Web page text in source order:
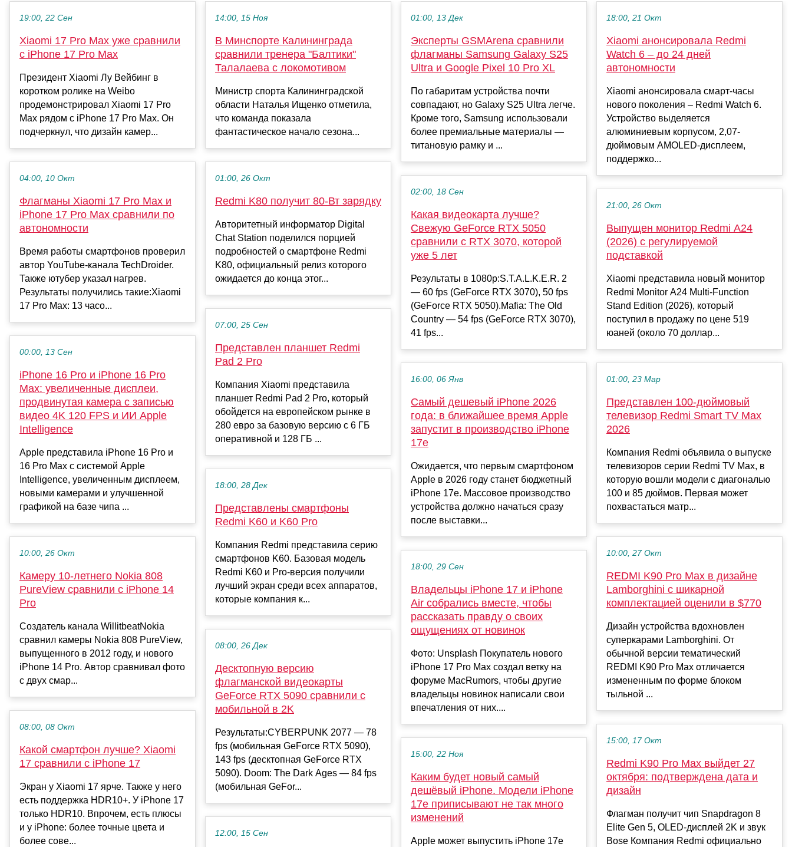
19:00, 22 Сен
Xiaomi 17 Pro Max уже сравнили
с iPhone 17 Pro Max
Президент Xiaomi Лу Вейбинг в
коротком ролике на Weibo
продемонстрировал Xiaomi 17 Pro
Max рядом с iPhone 17 Pro Max. Он
подчеркнул, что дизайн камер...
04:00, 10 Окт
Флагманы Xiaomi 17 Pro Max и
iPhone 17 Pro Max сравнили по
автономности
Время работы смартфонов проверил
автор YouTube-канала TechDroider.
Также ютубер указал нагрев.
Результаты получились такие:Xiaomi
17 Pro Max: 13 часо...
00:00, 13 Сен
iPhone 16 Pro и iPhone 16 Pro
Max: увеличенные дисплеи,
продвинутая камера с записью
видео 4K 120 FPS и ИИ Apple
Intelligence
Apple представила iPhone 16 Pro и
16 Pro Max с системой Apple
Intelligence, увеличенным дисплеем,
новыми камерами и улучшенной
графикой на базе чипа ...
10:00, 26 Окт
Камеру 10-летнего Nokia 808
PureView сравнили с iPhone 14
Pro
Создатель канала WillitbeatNokia
сравнил камеры Nokia 808 PureView,
выпущенного в 2012 году, и нового
iPhone 14 Pro. Автор сравнивал фото
с двух смар...
08:00, 08 Окт
Какой смартфон лучше? Xiaomi
17 сравнили с iPhone 17
Экран у Xiaomi 17 ярче. Также у него
есть поддержка HDR10+. У iPhone 17
только HDR10. Впрочем, есть плюсы
и у iPhone: более точные цвета и
более сове...
14:00, 15 Ноя
В Минспорте Калининграда
сравнили тренера "Балтики"
Талалаева с локомотивом
Министр спорта Калининградской
области Наталья Ищенко отметила,
что команда показала
фантастическое начало сезона...
01:00, 26 Окт
Redmi K80 получит 80-Вт зарядку
Авторитетный информатор Digital
Chat Station поделился порцией
подробностей о смартфоне Redmi
K80, официальный релиз которого
ожидается до конца этог...
07:00, 25 Сен
Представлен планшет Redmi
Pad 2 Pro
Компания Xiaomi представила
планшет Redmi Pad 2 Pro, который
обойдется на европейском рынке в
280 евро за базовую версию с 6 ГБ
оперативной и 128 ГБ ...
18:00, 28 Дек
Представлены смартфоны
Redmi K60 и K60 Pro
Компания Redmi представила серию
смартфонов K60. Базовая модель
Redmi K60 и Pro-версия получили
лучший экран среди всех аппаратов,
которые компания к...
08:00, 26 Дек
Десктопную версию
флагманской видеокарты
GeForce RTX 5090 сравнили с
мобильной в 2K
Результаты:CYBERPUNK 2077 — 78
fps (мобильная GeForce RTX 5090),
143 fps (десктопная GeForce RTX
5090). Doom: The Dark Ages — 84 fps
(мобильная GeFor...
12:00, 15 Сен
01:00, 13 Дек
Эксперты GSMArena сравнили
флагманы Samsung Galaxy S25
Ultra и Google Pixel 10 Pro XL
По габаритам устройства почти
совпадают, но Galaxy S25 Ultra легче.
Кроме того, Samsung использовали
более премиальные материалы —
титановую рамку и ...
02:00, 18 Сен
Какая видеокарта лучше?
Свежую GeForce RTX 5050
сравнили с RTX 3070, которой
уже 5 лет
Результаты в 1080p:S.T.A.L.K.E.R. 2
— 60 fps (GeForce RTX 3070), 50 fps
(GeForce RTX 5050).Mafia: The Old
Country — 54 fps (GeForce RTX 3070),
41 fps...
16:00, 06 Янв
Самый дешевый iPhone 2026
года: в ближайшее время Apple
запустит в производство iPhone
17e
Ожидается, что первым смартфоном
Apple в 2026 году станет бюджетный
iPhone 17e. Массовое производство
устройства должно начаться сразу
после выставки...
18:00, 29 Сен
Владельцы iPhone 17 и iPhone
Air собрались вместе, чтобы
рассказать правду о своих
ощущениях от новинок
Фото: Unsplash Покупатель нового
iPhone 17 Pro Max создал ветку на
форуме MacRumors, чтобы другие
владельцы новинок написали свои
впечатления от них....
15:00, 22 Ноя
Каким будет новый самый
дешёвый iPhone. Модели iPhone
17e приписывают не так много
изменений
Apple может выпустить iPhone 17e
18:00, 21 Окт
Xiaomi анонсировала Redmi
Watch 6 – до 24 дней
автономности
Xiaomi анонсировала смарт-часы
нового поколения – Redmi Watch 6.
Устройство выделяется
алюминиевым корпусом, 2,07-
дюймовым AMOLED-дисплеем,
поддержко...
21:00, 26 Окт
Выпущен монитор Redmi A24
(2026) с регулируемой
подставкой
Xiaomi представила новый монитор
Redmi Monitor A24 Multi-Function
Stand Edition (2026), который
поступил в продажу по цене 519
юаней (около 70 доллар...
01:00, 23 Мар
Представлен 100-дюймовый
телевизор Redmi Smart TV Max
2026
Компания Redmi объявила о выпуске
телевизоров серии Redmi TV Max, в
которую вошли модели с диагональю
100 и 85 дюймов. Первая может
похвастаться матр...
10:00, 27 Окт
REDMI K90 Pro Max в дизайне
Lamborghini с шикарной
комплектацией оценили в $770
Дизайн устройства вдохновлен
суперкарами Lamborghini. От
обычной версии тематический
REDMI K90 Pro Max отличается
измененным по форме блоком
тыльной ...
15:00, 17 Окт
Redmi K90 Pro Max выйдет 27
октября: подтверждена дата и
дизайн
Флагман получит чип Snapdragon 8
Elite Gen 5, OLED-дисплей 2K и звук
Bose Компания Redmi официально